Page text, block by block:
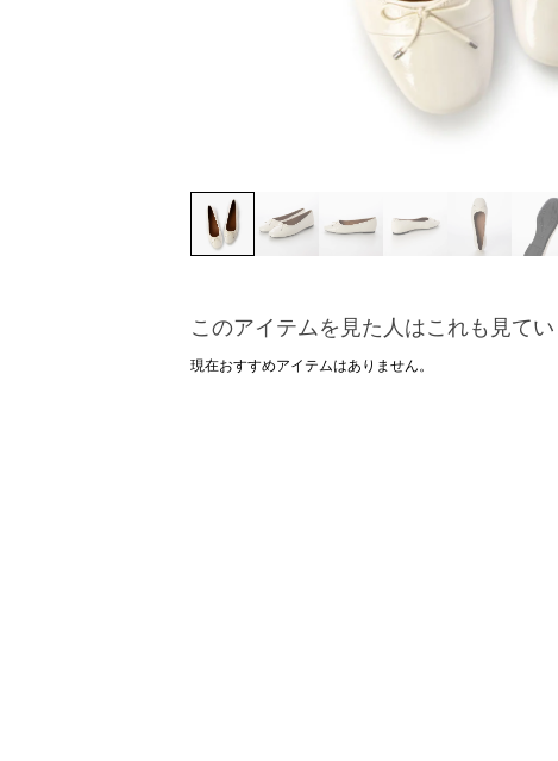
このアイテムを見た人はこれも見て
現在おすすめアイテムはありません。